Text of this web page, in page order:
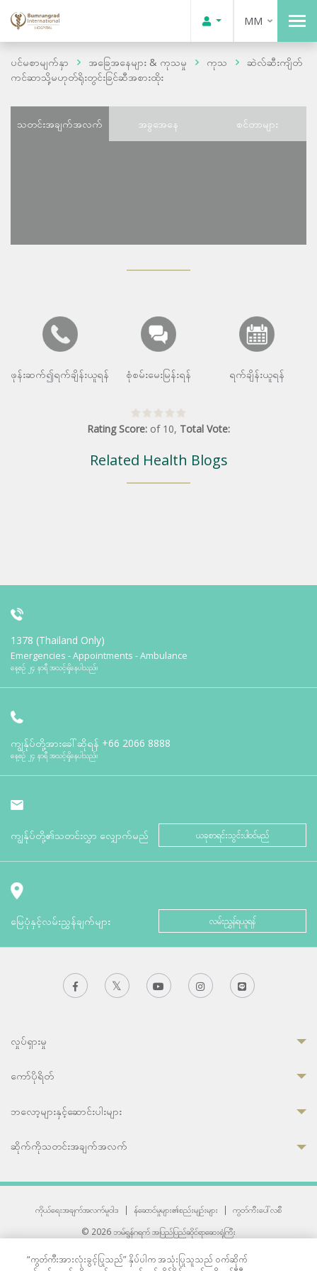
MM
ပင်မစာမျက်နှာ အခြေအနေများ & ကုသမှု ကုသ
ဆဲလ်ဆီးကျိတ်
ကင်ဆာသို့မဟုတ်ရိုးတွင်းခြင်ဆီအစားထိုး
သတင်းအချက်အလက် အခွအေနေ စင်တာများ
ဖုန်းဆက်၍ရက်ချိန်းယူရန် စုံစမ်းမေးမြန်းရန် ရက်ချိန်းယူရန်
Rating Score: of 10, Total Vote:
Related Health Blogs
1378 (Thailand Only)
Emergencies - Appointments - Ambulance
နေ့စဉ် ၂၄ နာရီ အသင့်ရှိနေပါသည်။
ကျွန်ုပ်တို့အားခေါ်ဆိုရန် +66 2066 8888
နေ့စဉ် ၂၄ နာရီ အသင့်ရှိနေပါသည်။
ကျွန်ုပ်တို့၏သတင်းလွှာ လျှောက်မည် ယခုစာရင်းသွင်းပါဝင်မည်
မြေပုံနှင့်လမ်းညွှန်ချက်များ လမ်းညွှန်ရယူရန်
လှုပ်ရှားမှု
ကော်ပိုရိတ်
ဘလော့များနှင့်ဆောင်းပါးများ
ဆိုက်ကိုသတင်းအချက်အလက်
ကိုယ်ရေးအချက်အလက်မူဝါဒ | န်ဆောင်မှုများ၏စည်းမျဉ်းများ |
ကွတ်ကီးပေါ်လစီ
© 2026 ဘမ်ရွန်ဂရက် အပြည်ပြည်ဆိုင်ရာဆေးရုံကြီး
“ကွတ်ကီးအားလုံးခွင့်ပြုသည်” နှိပ်ပါက အသုံးပြုသူသည် ဝက်ဆိုက်